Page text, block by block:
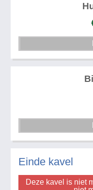
Einde kavel
Deze kavel is niet